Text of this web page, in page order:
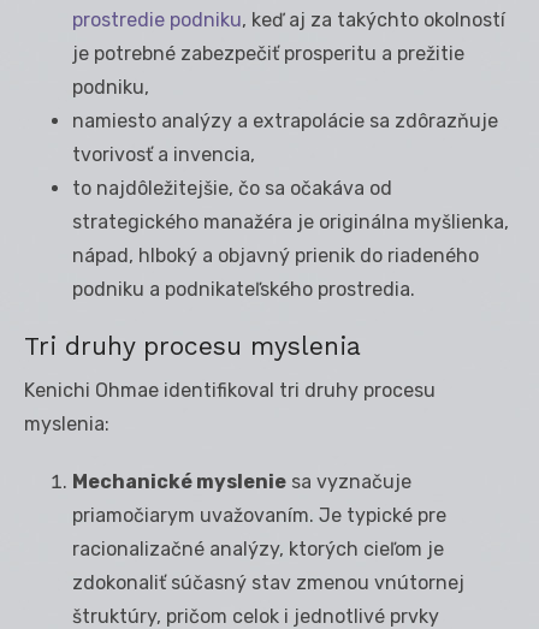
prostredie podniku, keď aj za takýchto okolností
je potrebné zabezpečiť prosperitu a prežitie
podniku,
namiesto analýzy a extrapolácie sa zdôrazňuje
tvorivosť a invencia,
to najdôležitejšie, čo sa očakáva od
strategického manažéra je originálna myšlienka,
nápad, hlboký a objavný prienik do riadeného
podniku a podnikateľského prostredia.
Tri druhy procesu myslenia
Kenichi Ohmae identifikoval tri druhy procesu
myslenia:
Mechanické myslenie sa vyznačuje
priamočiarym uvažovaním. Je typické pre
racionalizačné analýzy, ktorých cieľom je
zdokonaliť súčasný stav zmenou vnútornej
štruktúry, pričom celok i jednotlivé prvky